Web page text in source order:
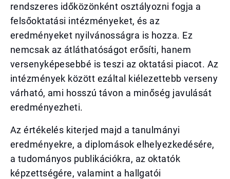
rendszeres időközönként osztályozni fogja a
felsőoktatási intézményeket, és az
eredményeket nyilvánosságra is hozza. Ez
nemcsak az átláthatóságot erősíti, hanem
versenyképesebbé is teszi az oktatási piacot. Az
intézmények között ezáltal kiélezettebb verseny
várható, ami hosszú távon a minőség javulását
eredményezheti.
Az értékelés kiterjed majd a tanulmányi
eredményekre, a diplomások elhelyezkedésére,
a tudományos publikációkra, az oktatók
képzettségére, valamint a hallgatói